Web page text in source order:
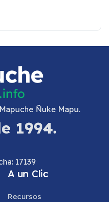
Ñuke Mapu.
1994.
17139
A un Clic
Recursos